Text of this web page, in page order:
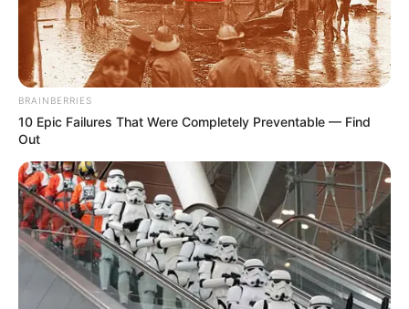
BRAINBERRIES
10 Epic Failures That Were Completely Preventable — Find
Out